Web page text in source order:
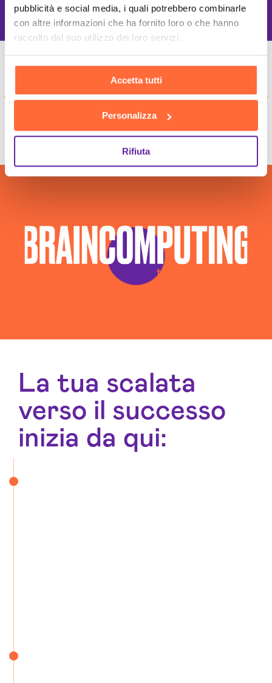
pubblicità e social media, i quali potrebbero combinarle
con altre informazioni che ha fornito loro o che hanno
raccolto dal suo utilizzo dei loro servizi.
Accetta tutti
Personalizza
Rifiuta
Migliori tecnologie
La tua scalata
verso il successo
inizia da qui: